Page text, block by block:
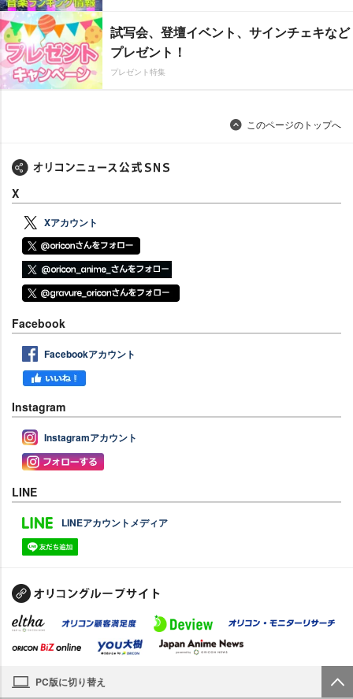
試写会、登壇イベント、サインチェキなど
プレゼント！
プレゼント特集
このページのトップへ
X
Xアカウント
Facebook
Facebookアカウント
Instagram
Instagramアカウント
LINE
LINEアカウントメディア
PC版に切り替え